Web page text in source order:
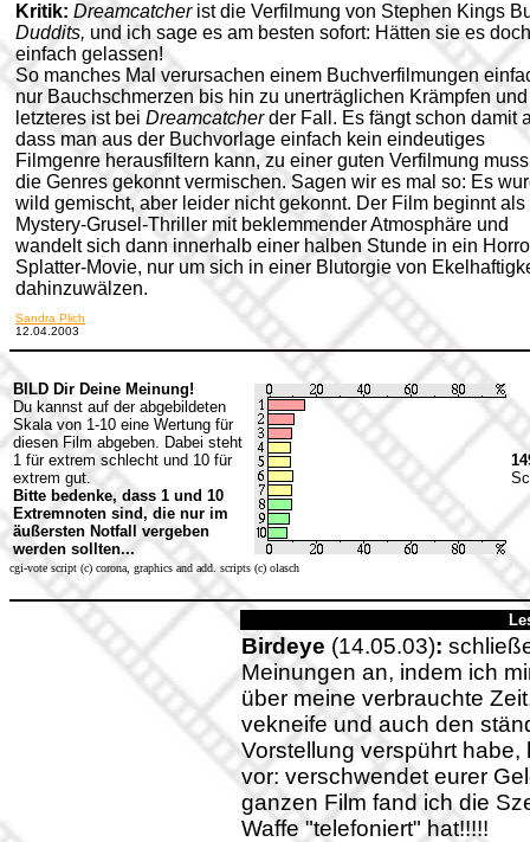
Kritik: Dreamcatcherist die Verfilmung von Stephen Kings
Duddits, und ich sage es am besten sofort: Hätten sie es doch
einfach gelassen!
So manches Mal verursachen einem Buchverfilmungen
nur Bauchschmerzen bis hin zu unerträglichen Krämpfen und
letzteres ist bei Dreamcatcherder Fall. Es fängt schon damit
dass man aus der Buchvorlage einfach kein eindeutiges
Filmgenre herausfiltern kann, zu einer guten Verfilmung
die Genres gekonnt vermischen. Sagen wir es mal so: Es
wild gemischt, aber leider nicht gekonnt. Der Film beginnt als
Mystery-Grusel-Thriller mit beklemmender Atmosphäre und
wandelt sich dann innerhalb einer halben Stunde in ein
Splatter-Movie, nur um sich in einer Blutorgie von
dahinzuwälzen.
Sandra Plich
12.04.2003
BILD Dir Deine Meinung!
Du kannst auf der abgebildeten
Skala von 1-10 eine Wertung für
diesen Film abgeben. Dabei steht
1 für extrem schlecht und 10 für
extrem gut.
Bitte bedenke, dass 1 und 10
Extremnoten sind, die nur im
äußersten Notfall vergeben
werden sollten...
cgi-vote script (c) corona, graphics and add. scripts (c) olasch
Birdeye (14.05.03):
Meinungen an, indem ich
über meine verbrauchte
vekneife und auch den
Vorstellung verspührt
vor: verschwendet eurer
ganzen Film fand ich die
Waffe "telefoniert" hat!!!!!